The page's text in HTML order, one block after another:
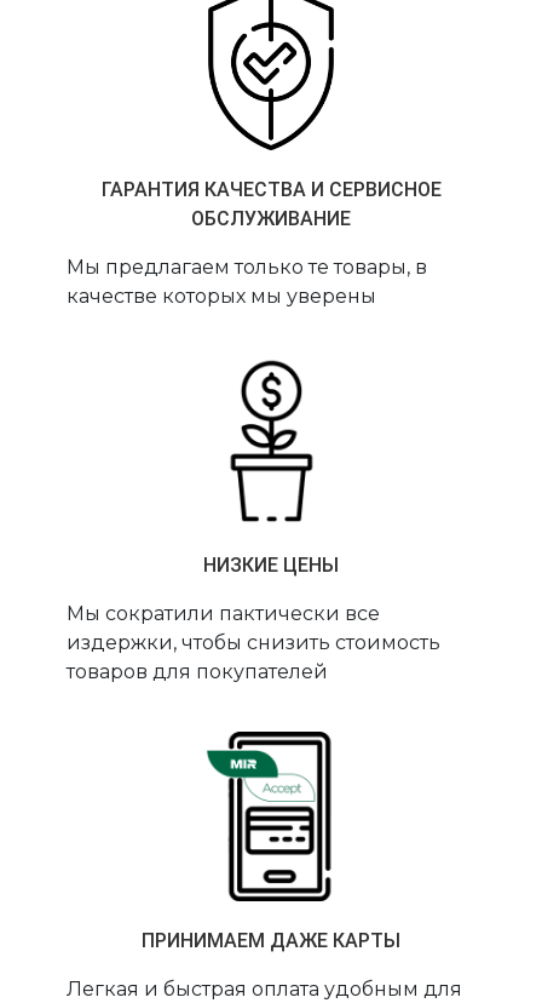
ГАРАНТИЯ КАЧЕСТВА И СЕРВИСНОЕ
ОБСЛУЖИВАНИЕ
Мы предлагаем только те товары, в
качестве которых мы уверены
НИЗКИЕ ЦЕНЫ
Мы сократили пактически все
издержки, чтобы снизить стоимость
товаров для покупателей
ПРИНИМАЕМ ДАЖЕ КАРТЫ
Легкая и быстрая оплата удобным для